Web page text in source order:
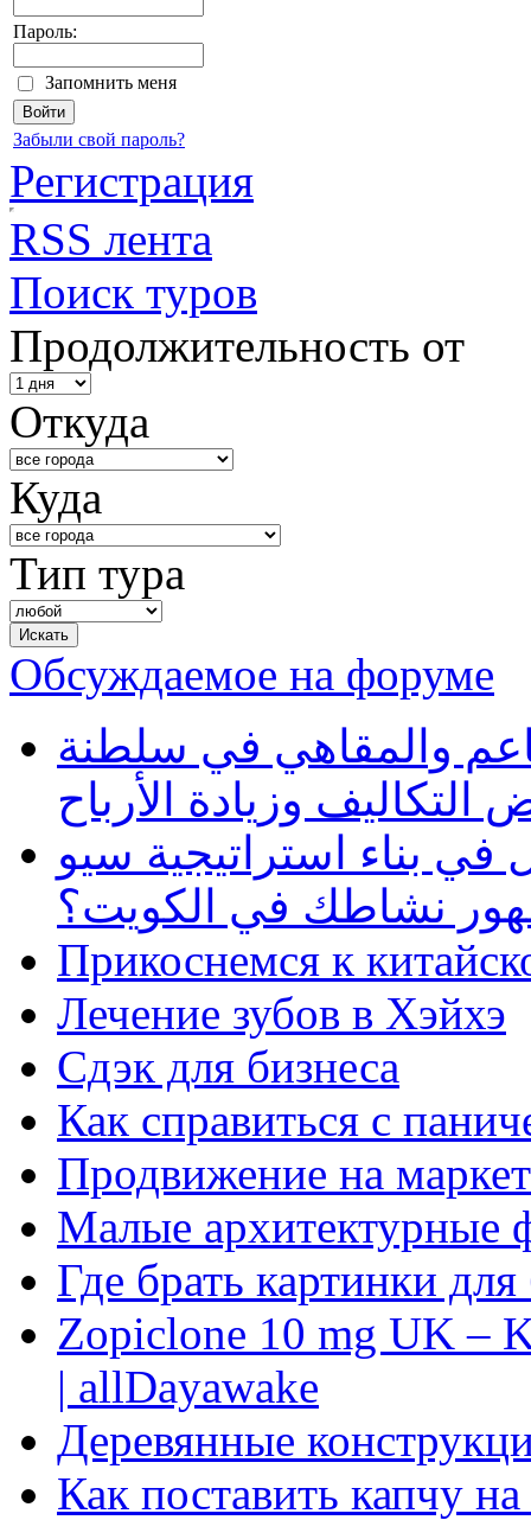
Пароль:
Запомнить меня
Забыли свой пароль?
Регистрация
RSS лента
Поиск туров
Продолжительность от
Откуда
Куда
Тип тура
Обсуждаемое на форуме
والمقاهي في سلطنة
وزيادة الأرباح
بناء استراتيجية سيو
نشاطك في الكويت؟
Прикоснемся к
Лечение зубов в Хэйхэ
Сдэк для бизнеса
Как справиться с
Продвижение на
Малые архитектурные
Где брать картинки
Zopiclone 10 mg UK –
| allDayawake
Деревянные
Как поставить капчу